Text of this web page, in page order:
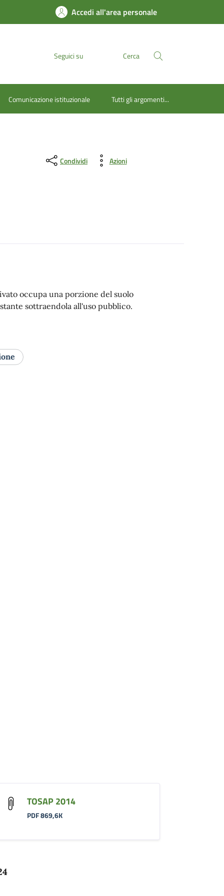
Accedi all'area personale
Seguici su Cerca
Comunicazione istituzionale Tutti gli argomenti...
Condividi Azioni
occupa una porzione del suolo
sottraendola all'uso pubblico.
TOSAP 2014
PDF 869,6K